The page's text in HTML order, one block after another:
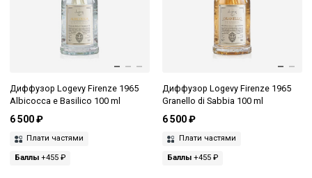
Диффузор Logevy Firenze 1965
Albicocca e Basilico 100 ml
6 500 ₽
Плати частями
Баллы +455 ₽
Диффузор Logevy Firenze 1965
Granello di Sabbia 100 ml
6 500 ₽
Плати частями
Баллы+455 ₽